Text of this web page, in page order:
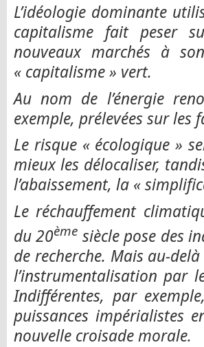
L’idéologie dominante
capitalisme fait peser
nouveaux marchés à
« capitalisme » vert.
Au nom de l’énergie
exemple, prélevées sur les
Le risque « écologique »
mieux les délocaliser,
l’abaissement, la «
Le réchauffement
du 20ème siècle pose des
de recherche. Mais au-
l’instrumentalisation par
Indifférentes, par
puissances impérialistes
nouvelle croisade morale.